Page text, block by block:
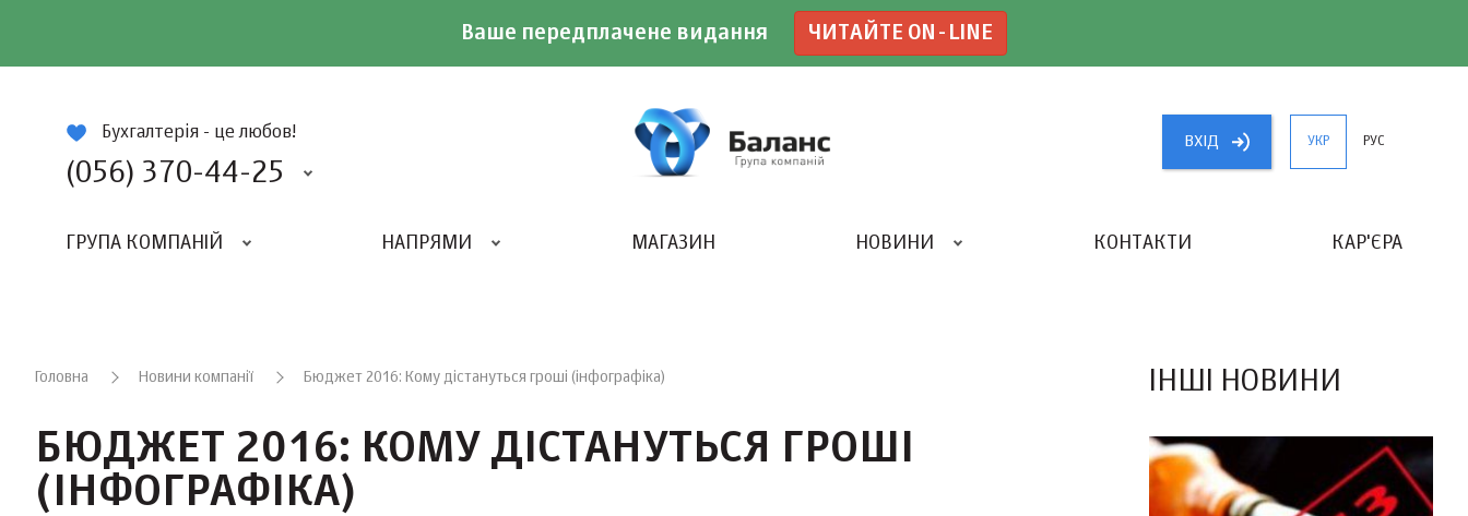
Ваше передплачене видання ЧИТАЙТЕ ON-LINE
Бухгалтерія - це любов!
(056) 370-44-25
ВХIД УКР РУС
ГРУПА КОМПАНІЙ НАПРЯМИ МАГАЗИН НОВИНИ КОНТАКТИ КАР'ЄРА
Головна Новини компанії Бюджет 2016: Кому дістануться гроші (інфографіка)
БЮДЖЕТ 2016: КОМУ ДІСТАНУТЬСЯ ГРОШІ
(ІНФОГРАФІКА)
ІНШІ НОВИНИ